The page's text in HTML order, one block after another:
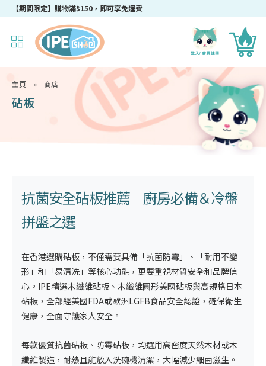
【期間限定】購物滿$150，即可享免運費
主頁 » 商店
砧板
抗菌安全砧板推薦｜廚房必備＆冷盤
拼盤之選
在香港選購砧板 ，不僅需要具備「抗菌防霉」、「耐用不變
形」和「易清洗」等核心功能，更要重視材質安全和品牌信
心。IPE精選木纖維砧板 、木纖維圓形美國砧板與高規格日本
砧板 ，全部經美國FDA或歐洲LGFB食品安全認證，確保衛生
健康，全面守護家人安全。​
每款優質抗菌砧板 、 防霉砧板 ，均選用高密度天然木材或木
纖維製造，耐熱且能放入洗碗機清潔，大幅減少細菌滋生。